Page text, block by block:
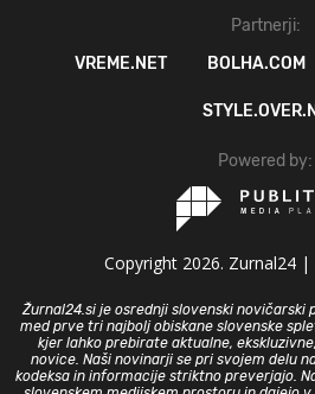
Partnerji:
VREME.NET
BOLHA.COM
Powered by:
Copyright 2026. Zurnal24 |
Žurnal24.si je osrednji slovenski novičarski
med prve tri najbolj obiskane slovenske
kjer lahko prebirate aktualne,
novice. Naši novinarji se pri svojem delu
kodeksa in informacije striktno preverjajo.